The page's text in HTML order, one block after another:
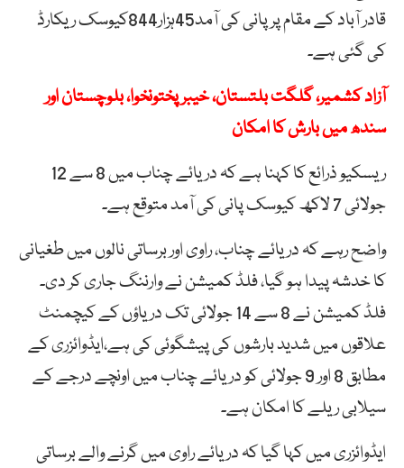
قادر آباد کے مقام پر پانی کی آمد45ہزار844کیوسک ریکارڈ
کی گئی ہے۔
آزاد کشمیر، گلگت بلتستان، خیبر پختونخوا، بلوچستان اور
سندھ میں بارش کا امکان
ریسکیو ذرائع کا کہنا ہے کہ دریائے چناب میں 8 سے 12
جولائی 7 لاکھ کیوسک پانی کی آمد متوقع ہے۔
واضح رہے کہ دریائے چناب، راوی اور برساتی نالوں میں طغیانی
کا خدشہ پیدا ہو گیا، فلڈ کمیشن نے وارننگ جاری کر دی۔
فلڈ کمیشن نے 8 سے 14 جولائی تک دریاؤں کے کیچمنٹ
علاقوں میں شدید بارشوں کی پیشگوئی کی ہے،ایڈوائزری کے
مطابق 8 اور 9 جولائی کو دریائے چناب میں اونچے درجے کے
سیلابی ریلے کا امکان ہے۔
ایڈوائزری میں کہا گیا کہ دریائے راوی میں گرنے والے برساتی